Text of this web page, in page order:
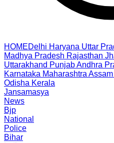
HOMEDelhi Haryana Uttar
Madhya Pradesh Rajasthan
Uttarakhand PunjabAndhra
Karnataka Maharashtra Assam
Odisha Kerala
Jansamasya
News
Bjp
National
Police
Bihar